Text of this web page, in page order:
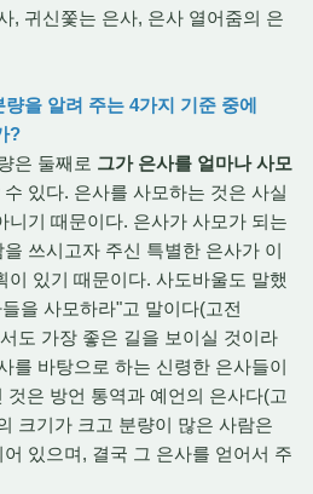
, 귀신쫓는 은사, 은사 열어줌의 은
을 알려 주는 4가지 기준 중에
?
은 둘째로 그가 은사를 얼마나 사모
있다. 은사를 사모하는 것은 사실
니기 때문이다. 은사가 사모가 되는
쓰시고자 주신 특별한 은사가 이
이 있기 때문이다. 사도바울도 말했
을 사모하라"고 말이다(고전
도 가장 좋은 길을 보이실 것이라
를 바탕으로 하는 신령한 은사들이
것은 방언 통역과 예언의 은사다(고
크기가 크고 분량이 많은 사람은
있으며, 결국 그 은사를 얻어서 주